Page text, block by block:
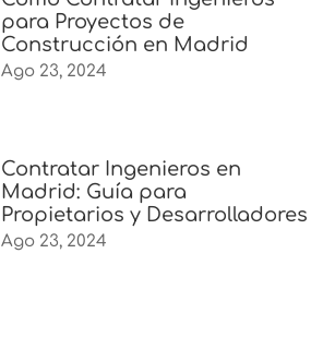
para Proyectos de
Construcción en Madrid
Ago 23, 2024
Contratar Ingenieros en
Madrid: Guía para
Propietarios y Desarrolladores
Ago 23, 2024